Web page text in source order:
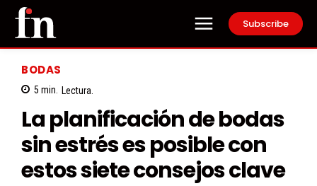
Subscribe
BODAS
5 min. Lectura.
La planificación de bodas
sin estrés es posible con
estos siete consejos clave